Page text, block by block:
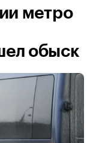
метро
обыск